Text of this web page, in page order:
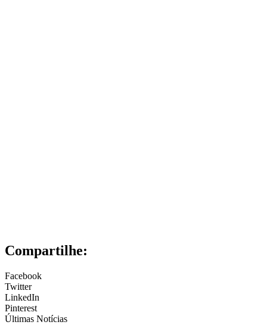
Compartilhe:
Facebook
Twitter
LinkedIn
Pinterest
Últimas Notícias